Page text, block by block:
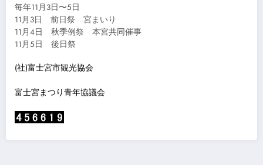
毎年11月3日〜5日
11月3日 前日祭 宮まいり
11月4日 秋季例祭 本宮共同催事
11月5日 後日祭
(社)富士宮市観光協会
富士宮まつり青年協議会